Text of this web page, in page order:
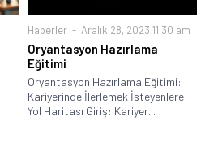
Haberler Aralık 28, 2023 11:30 am
Oryantasyon Hazırlama
Eğitimi
Oryantasyon Hazırlama Eğitimi:
Kariyerinde İlerlemek İsteyenlere
Yol Haritası Giriş: Kariyer...